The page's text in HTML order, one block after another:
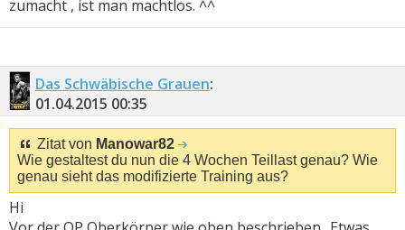
zumacht , ist man machtlos. ^^
Das Schwäbische Grauen:
01.04.2015 00:35
Zitat von Manowar82
Wie gestaltest du nun die 4 Wochen Teillast genau? Wie
genau sieht das modifizierte Training aus?
Hi